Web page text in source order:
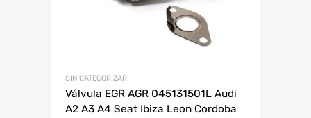
SIN CATEGORIZAR
Válvula EGR AGR 045131501L Audi
A2 A3 A4 Seat Ibiza Leon Cordoba